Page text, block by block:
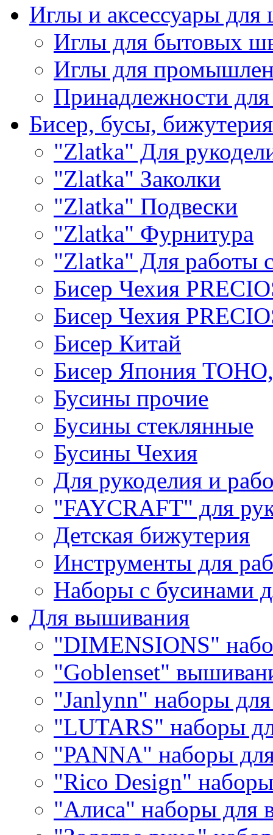
Иглы и аксессуары
Иглы для бытовых
Иглы для
Принадлежности
Бисер, бусы, бижутерия
"Zlatka" Для
"Zlatka" Заколки
"Zlatka" Подвески
"Zlatka" Фурнитура
"Zlatka" Для работы
Бисер Чехия
Бисер Чехия
Бисер Китай
Бисер Япония
Бусины прочие
Бусины стеклянные
Бусины Чехия
Для рукоделия и
"FAYCRAFT" для
Детская бижутерия
Инструменты для
Наборы с бусинами
Для вышивания
"DIMENSIONS"
"Goblenset"
"Janlynn" наборы
"LUTARS" наборы
"PANNA" наборы
"Rico Design"
"Алиса" наборы для